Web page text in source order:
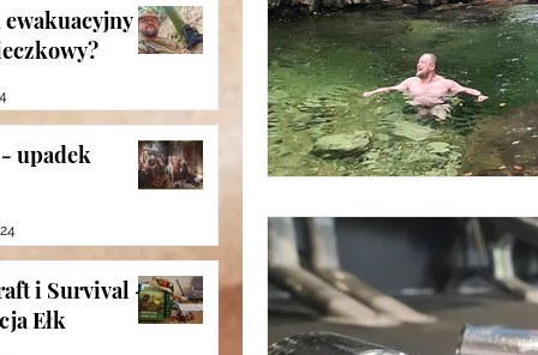
ewakuacyjny
upadek
i Survival -
Ełk